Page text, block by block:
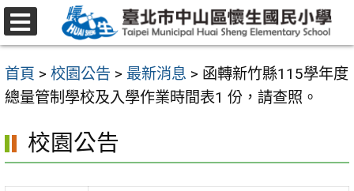
跳
至
要
內
區
首頁 > 校園公告 > 最新消息 > 函轉新竹縣115學年度
總量管制學校及入學作業時間表1 份，請查照。
校園公告
選
單